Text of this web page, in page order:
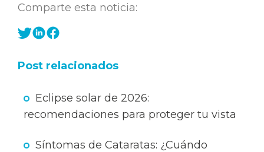
Comparte esta noticia:
Post relacionados
Eclipse solar de 2026:
recomendaciones para proteger tu vista
Síntomas de Cataratas: ¿Cuándo